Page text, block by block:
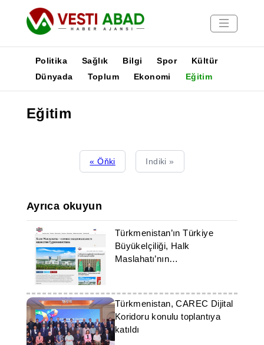
Haberler
Yayınlar
Politika Sağlık Bilgi Spor
Kültür
Dünyada
Toplum Ekonomi Eğitim
Eğitim
« Öňki Indiki »
Ayrıca okuyun
Türkmenistan’ın Türkiye
Büyükelçiliği, Halk
Maslahatı’nın
Türkmenistan, CAREC Dijital
Koridoru konulu toplantıya
katıldı